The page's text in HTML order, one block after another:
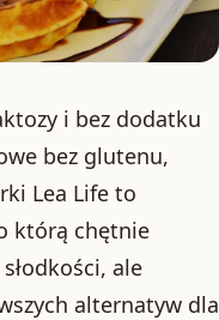
i bez dodatku
bez glutenu,
Lea Life to
którą chętnie
ale
alternatyw dla